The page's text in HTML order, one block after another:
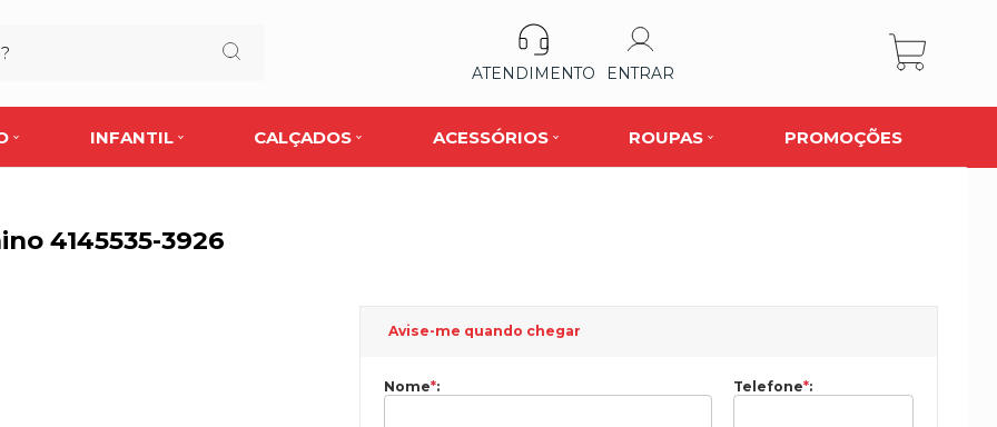
ATENDIMENTO ENTRAR
INFANTIL CALÇADOS ACESSÓRIOS ROUPAS PROMOÇÕES
4145535-3926
Avise-me quando chegar
Nome*: Telefone*: